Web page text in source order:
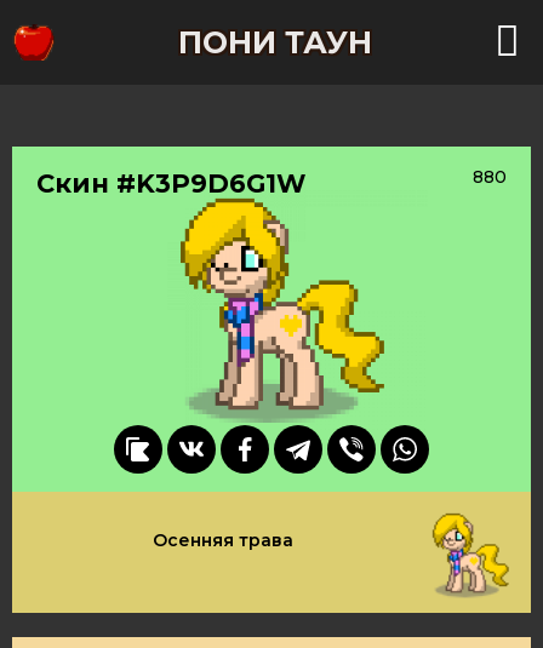
ПОНИ ТАУН
Скин #K3P9D6G1W 880
Осенняя трава